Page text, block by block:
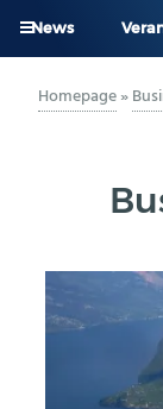
News
GENERAL
LUFTVERKEHR
MILITÄR
INDUSTRIE
HELIKOPTER
Homepage»